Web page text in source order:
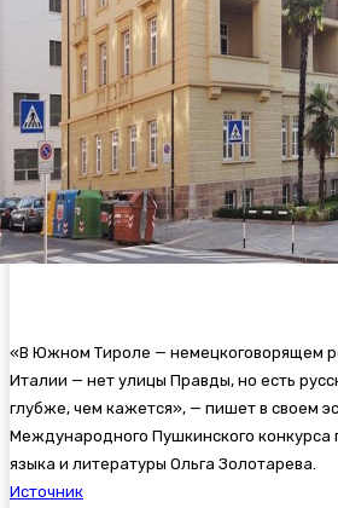
«В Южном Тироле — немецкоговорящем
Италии — нет улицы Правды, но есть
глубже, чем кажется», — пишет в своем
Международного Пушкинского конкурса
языка и литературы Ольга Золотарева.
Источник